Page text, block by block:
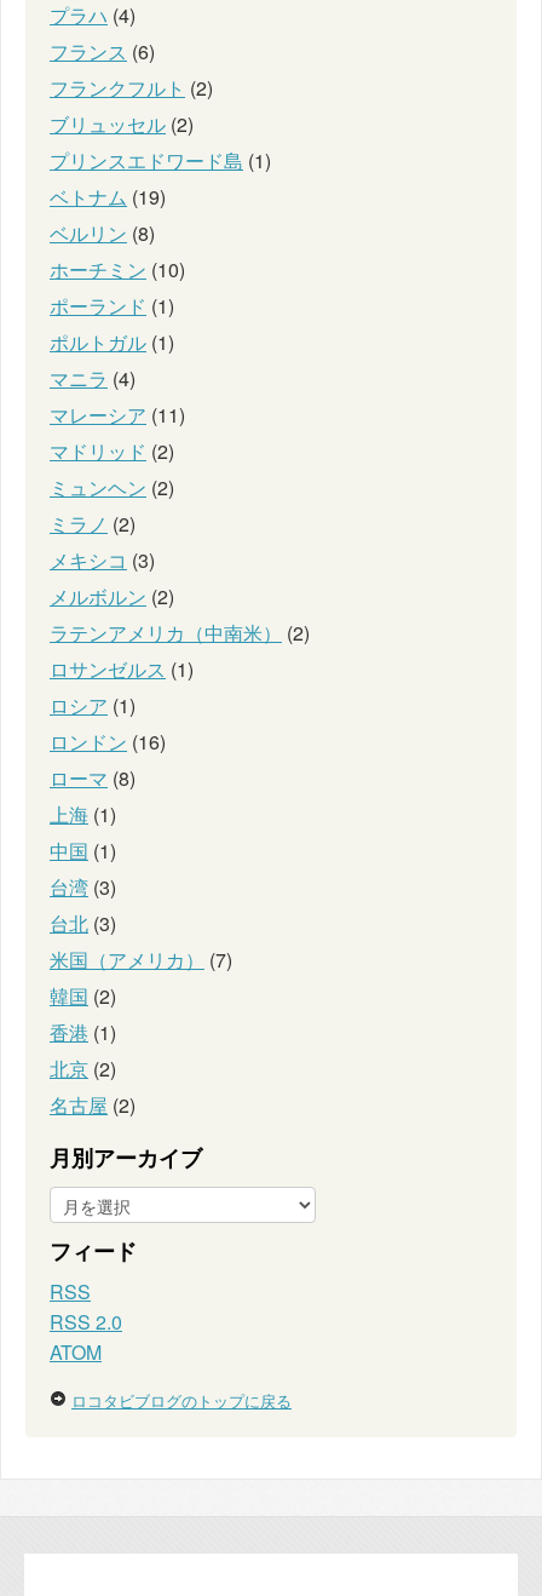
プラハ (4)
フランス (6)
フランクフルト (2)
ブリュッセル (2)
プリンスエドワード島 (1)
ベトナム (19)
ベルリン (8)
ホーチミン (10)
ポーランド (1)
ポルトガル (1)
マニラ (4)
マレーシア (11)
マドリッド (2)
ミュンヘン (2)
ミラノ (2)
メキシコ (3)
メルボルン (2)
ラテンアメリカ（中南米）
(2)
ロサンゼルス (1)
ロシア (1)
ロンドン (16)
ローマ (8)
上海 (1)
中国 (1)
台湾 (3)
台北 (3)
米国（アメリカ）
(7)
韓国 (2)
香港 (1)
北京 (2)
名古屋 (2)
月別アーカイブ
フィード
RSS
RSS 2.0
ATOM
ロコタビブログのトップに戻る